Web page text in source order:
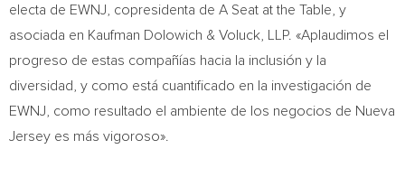
electa de EWNJ, copresidenta de A Seat at the Table, y
asociada en Kaufman Dolowich & Voluck, LLP. «Aplaudimos el
progreso de estas compañías hacia la inclusión y la
diversidad, y como está cuantificado en la investigación de
EWNJ, como resultado el ambiente de los negocios de Nueva
Jersey es más vigoroso».